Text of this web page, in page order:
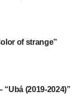
of strange”
(2019-2024)”